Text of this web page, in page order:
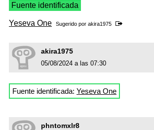
Fuente identificada
Yeseva One Sugerido por akira1975
akira1975
05/08/2024 a las 07:30
Fuente identificada: Yeseva One
phntomxlr8